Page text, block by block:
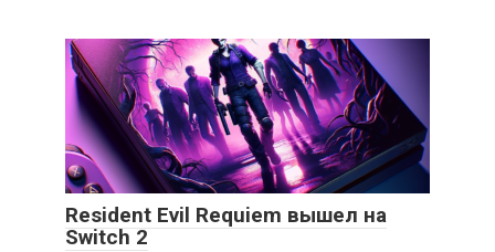
Resident Evil Requiem вышел на
Switch 2